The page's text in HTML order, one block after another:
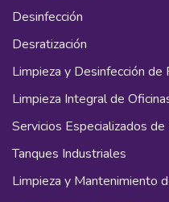
Desinfección
Desratización
Limpieza y Desinfección
Limpieza Integral de
Servicios Especializados
Tanques Industriales
Limpieza y Mantenimiento